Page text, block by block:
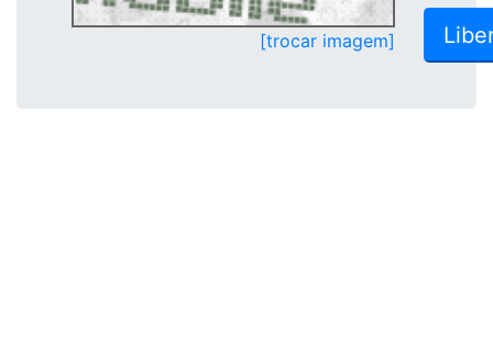
[trocar imagem]